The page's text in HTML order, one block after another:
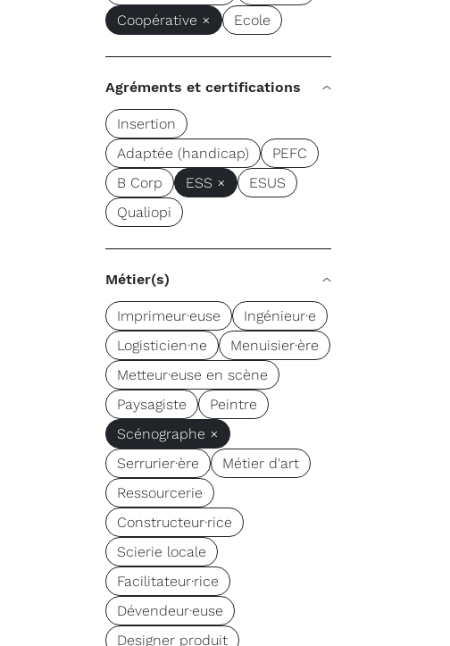
Coopérative ×
Ecole
Agréments et certifications
Insertion
Adaptée (handicap)
PEFC
B Corp
ESS ×
ESUS
Qualiopi
Métier(s)
Imprimeur·euse
Ingénieur·e
Logisticien·ne
Menuisier·ère
Metteur·euse en scène
Paysagiste
Peintre
Scénographe ×
Serrurier·ère
Métier d'art
Ressourcerie
Constructeur·rice
Scierie locale
Facilitateur·rice
Dévendeur·euse
Designer produit